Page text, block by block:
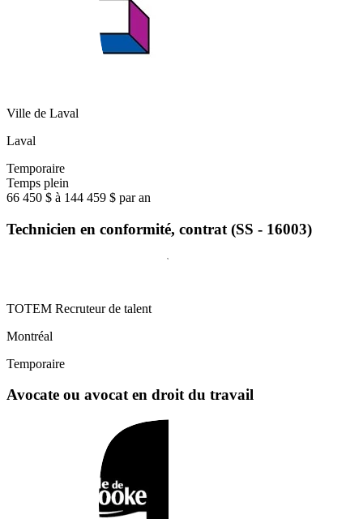
Ville de Laval
Laval
Temporaire
Temps plein
66 450 $ à 144 459 $ par an
Technicien en conformité, contrat (SS - 16003)
TOTEM Recruteur de talent
Montréal
Temporaire
Avocate ou avocat en droit du travail